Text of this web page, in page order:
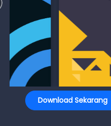
Download Sekarang